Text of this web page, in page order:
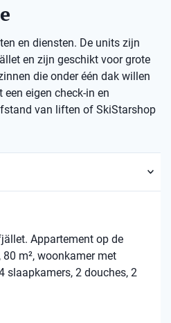
en diensten. De units zijn
en zijn geschikt voor grote
die onder één dak willen
eigen check-in en
van liften of SkiStarshop
Appartement op de
m², woonkamer met
slaapkamers, 2 douches, 2